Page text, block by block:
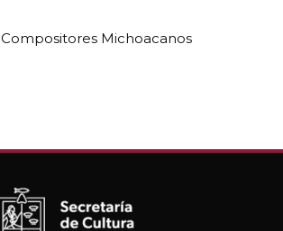
Compositores Michoacanos